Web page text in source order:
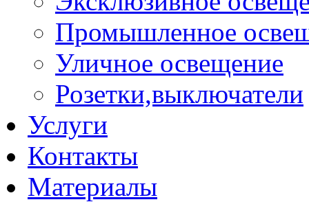
Промышленное
Уличное освещение
Розетки,выключатели
Услуги
Контакты
Материалы